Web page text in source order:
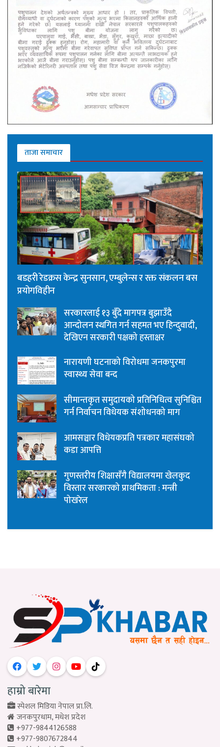
ताजा समाचार
बडहरी रेडक्रस केन्द्र सुनसान, एम्बुलेन्स र रक्त संकलन बस
प्रयोगविहीन
सरकारलाई १३ बुँदे मागपत्र बुझाउँदै
आन्दोलन स्थगित गर्न सहमत भए हिन्दुवादी,
देखिएन सरकारी पक्षको हस्ताक्षर
नारायणी घटनाको विरोधमा जनकपुरमा
स्वास्थ्य सेवा बन्द
सीमान्तकृत समुदायको प्रतिनिधित्व सुनिश्चित
गर्न निर्वाचन विधेयक संशोधनको माग
आमसञ्चार विधेयकप्रति पत्रकार महासंघको
कडा आपत्ति
गुणस्तरीय शिक्षासँगै विद्यालयमा खेलकुद
विस्तार सरकारको प्राथमिकता : मन्त्री
पोखरेल
हाम्रो बारेमा
स्पेशल मिडिया नेपाल प्रा.लि.
जनकपुरधाम, मधेश प्रदेश
+977-9844126588
+977-9807672844